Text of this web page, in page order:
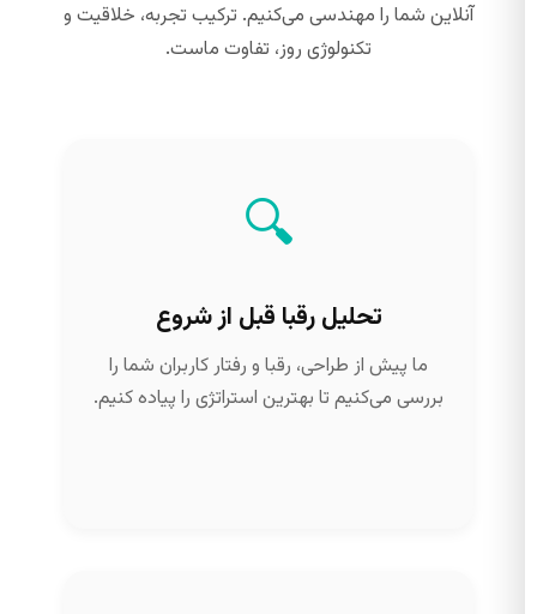
آنلاین شما را مهندسی می‌کنیم. ترکیب تجربه، خلاقیت و
تکنولوژی روز، تفاوت ماست.
🔍
تحلیل رقبا قبل از شروع
ما پیش از طراحی، رقبا و رفتار کاربران شما را
بررسی می‌کنیم تا بهترین استراتژی را پیاده کنیم.